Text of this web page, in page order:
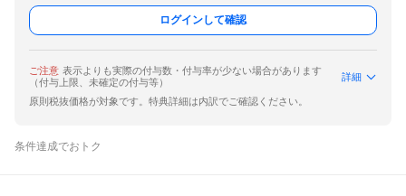
ログインして確認
ご注意 表示よりも実際の付与数・付与率が少ない場合があります
（付与上限、未確定の付与等）
詳細
原則税抜価格が対象です。特典詳細は内訳でご確認ください。
条件達成でおトク